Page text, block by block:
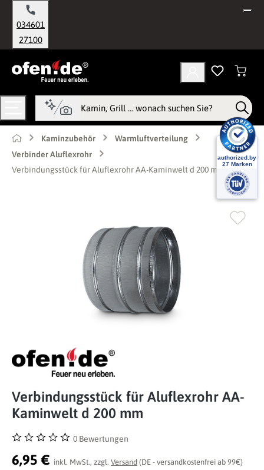
springen
034601
27100
Kaminzubehör
Warmluftverteilung
Verbinder Aluflexrohr
Verbindungsstück für Aluflexrohr AA-Kaminwelt d 200 mm
Verbindungsstück für Aluflexrohr AA-
Kaminwelt d 200 mm
Durchschnittliche Bewertung von 0 von 5 Sternen
0 Bewertungen
6,95 € inkl. MwSt., zzgl. Versand (DE - versandkostenfrei ab 99€)